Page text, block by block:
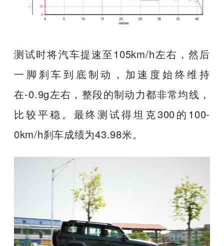
测试时将汽车提速至105km/h左右，然后
一脚刹车到底制动，加速度始终维持
在-0.9g左右，整段的制动力都非常均线，
比较平稳。最终测试得坦克300的100-
0km/h刹车成绩为43.98米。